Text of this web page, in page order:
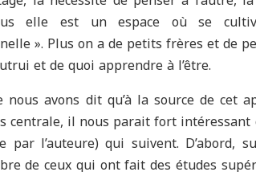
elle est un espace où se
». Plus on a de petits frères et de
et de quoi apprendre à l’être.
avons dit qu’à la source de cet
centrale, il nous parait fort
par l’auteure) qui suivent. D’abord,
de ceux qui ont fait des études